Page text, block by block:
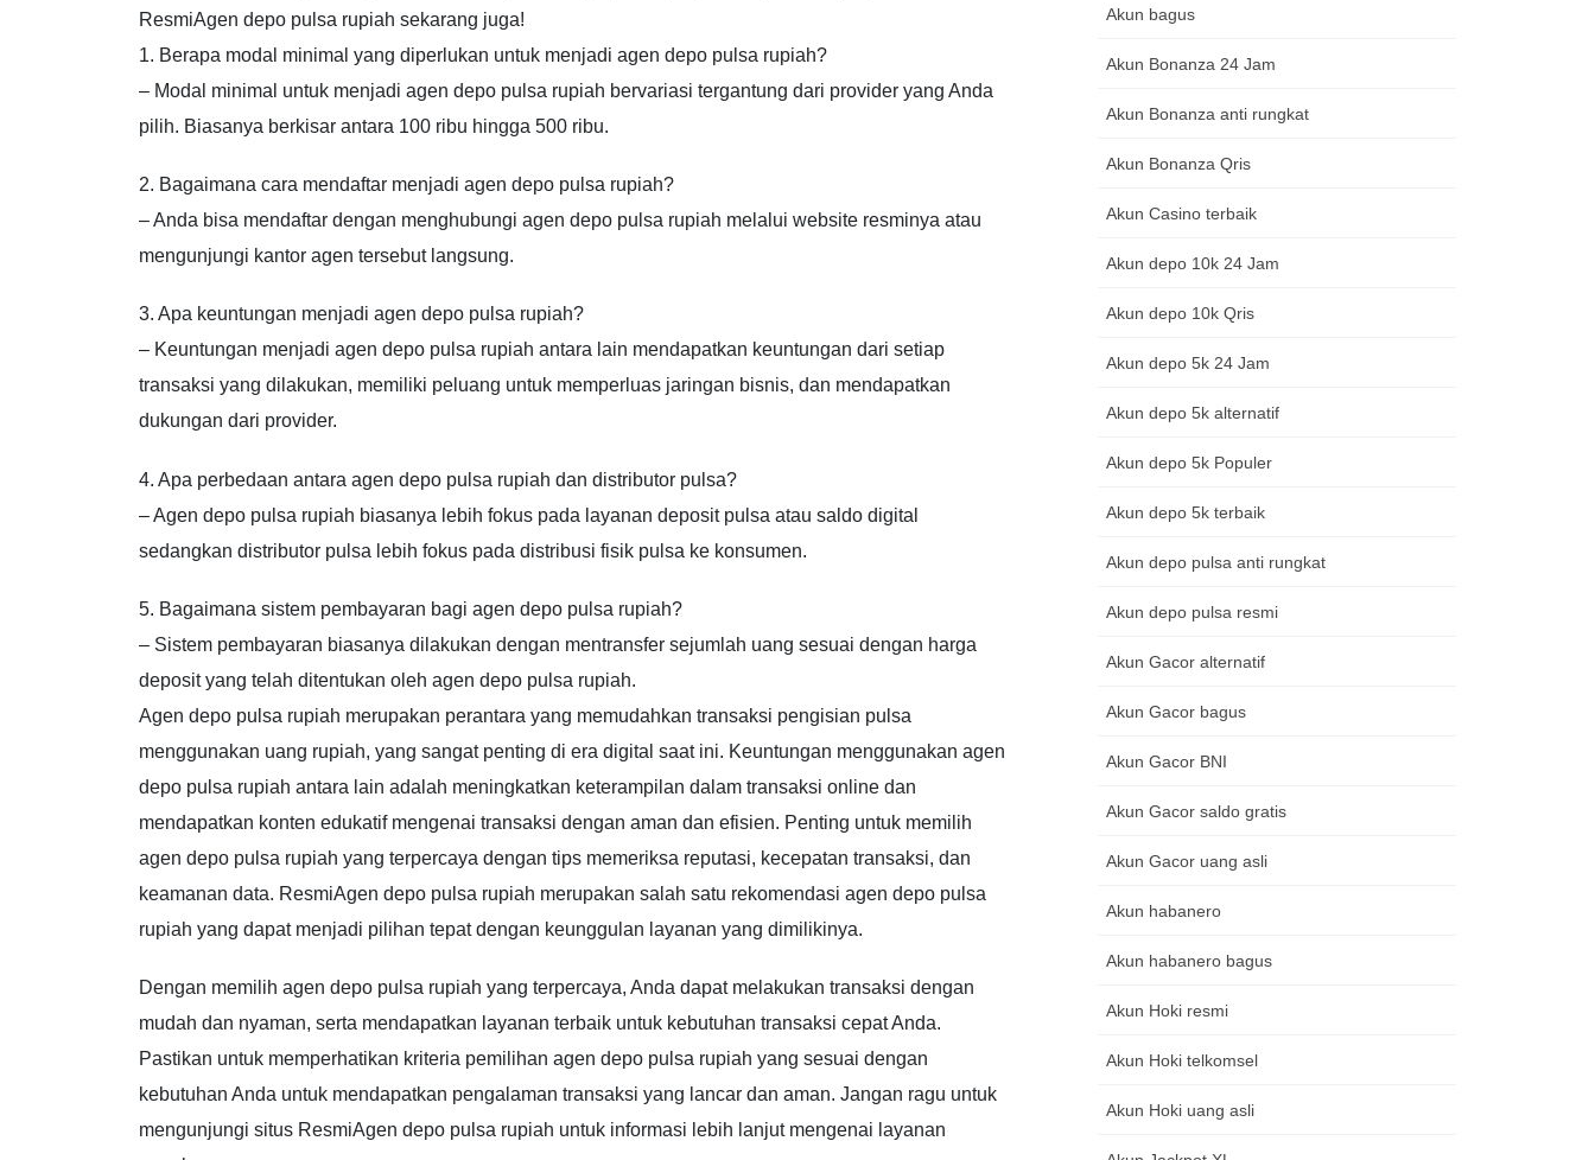
ResmiAgen depo pulsa rupiah sekarang juga!
1. Berapa modal minimal yang diperlukan untuk menjadi agen depo pulsa rupiah?
– Modal minimal untuk menjadi agen depo pulsa rupiah bervariasi tergantung dari provider yang Anda
pilih. Biasanya berkisar antara 100 ribu hingga 500 ribu.
2. Bagaimana cara mendaftar menjadi agen depo pulsa rupiah?
– Anda bisa mendaftar dengan menghubungi agen depo pulsa rupiah melalui website resminya atau
mengunjungi kantor agen tersebut langsung.
3. Apa keuntungan menjadi agen depo pulsa rupiah?
– Keuntungan menjadi agen depo pulsa rupiah antara lain mendapatkan keuntungan dari setiap
transaksi yang dilakukan, memiliki peluang untuk memperluas jaringan bisnis, dan mendapatkan
dukungan dari provider.
4. Apa perbedaan antara agen depo pulsa rupiah dan distributor pulsa?
– Agen depo pulsa rupiah biasanya lebih fokus pada layanan deposit pulsa atau saldo digital
sedangkan distributor pulsa lebih fokus pada distribusi fisik pulsa ke konsumen.
5. Bagaimana sistem pembayaran bagi agen depo pulsa rupiah?
– Sistem pembayaran biasanya dilakukan dengan mentransfer sejumlah uang sesuai dengan harga
deposit yang telah ditentukan oleh agen depo pulsa rupiah.
Agen depo pulsa rupiah merupakan perantara yang memudahkan transaksi pengisian pulsa
menggunakan uang rupiah, yang sangat penting di era digital saat ini. Keuntungan menggunakan agen
depo pulsa rupiah antara lain adalah meningkatkan keterampilan dalam transaksi online dan
mendapatkan konten edukatif mengenai transaksi dengan aman dan efisien. Penting untuk memilih
agen depo pulsa rupiah yang terpercaya dengan tips memeriksa reputasi, kecepatan transaksi, dan
keamanan data. ResmiAgen depo pulsa rupiah merupakan salah satu rekomendasi agen depo pulsa
rupiah yang dapat menjadi pilihan tepat dengan keunggulan layanan yang dimilikinya.
Dengan memilih agen depo pulsa rupiah yang terpercaya, Anda dapat melakukan transaksi dengan
mudah dan nyaman, serta mendapatkan layanan terbaik untuk kebutuhan transaksi cepat Anda.
Pastikan untuk memperhatikan kriteria pemilihan agen depo pulsa rupiah yang sesuai dengan
kebutuhan Anda untuk mendapatkan pengalaman transaksi yang lancar dan aman. Jangan ragu untuk
mengunjungi situs ResmiAgen depo pulsa rupiah untuk informasi lebih lanjut mengenai layanan
Akun bagus
Akun Bonanza 24 Jam
Akun Bonanza anti rungkat
Akun Bonanza Qris
Akun Casino terbaik
Akun depo 10k 24 Jam
Akun depo 10k Qris
Akun depo 5k 24 Jam
Akun depo 5k alternatif
Akun depo 5k Populer
Akun depo 5k terbaik
Akun depo pulsa anti rungkat
Akun depo pulsa resmi
Akun Gacor alternatif
Akun Gacor bagus
Akun Gacor BNI
Akun Gacor saldo gratis
Akun Gacor uang asli
Akun habanero
Akun habanero bagus
Akun Hoki resmi
Akun Hoki telkomsel
Akun Hoki uang asli